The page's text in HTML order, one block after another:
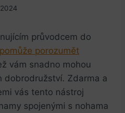
průvodcem do
porozumět
vám snadno mohou
dobrodružství. Zdarma a
vás tento nástroj
spojenými s nohama